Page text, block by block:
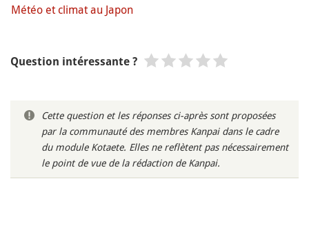
Météo et climat au Japon
Question intéressante ?
Cette question et les réponses ci-après sont proposées
par la communauté des membres Kanpai dans le cadre
du module Kotaete. Elles ne reflètent pas nécessairement
le point de vue de la rédaction de Kanpai.